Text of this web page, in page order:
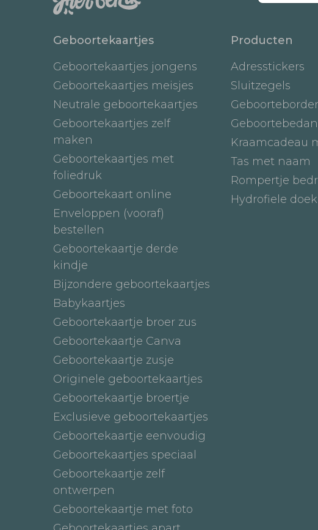
Geboortekaartjes
Geboortekaartjes jongens
Geboortekaartjes meisjes
Neutrale geboortekaartjes
Geboortekaartjes zelf
maken
Geboortekaartjes met
foliedruk
Geboortekaart online
Enveloppen (vooraf)
bestellen
Geboortekaartje derde
kindje
Bijzondere geboortekaartjes
Babykaartjes
Geboortekaartje broer zus
Geboortekaartje Canva
Geboortekaartje zusje
Originele geboortekaartjes
Geboortekaartje broertje
Exclusieve geboortekaartjes
Geboortekaartje eenvoudig
Geboortekaartjes speciaal
Geboortekaartje zelf
ontwerpen
Geboortekaartje met foto
Producten
Adresstickers
Sluitzegels
Kraamcadeau
Tas met naam
Rompertje
Hydrofiele